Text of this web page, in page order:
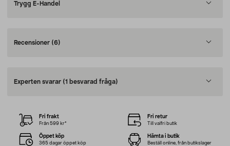
Trygg E-Handel
Recensioner (6)
Experten svarar (1 besvarad fråga)
Fri frakt
Från 599 kr*
Fri retur
Till valfri butik
Öppet köp
365 dagar öppet köp
Hämta i butik
Beställ online, från butikslager